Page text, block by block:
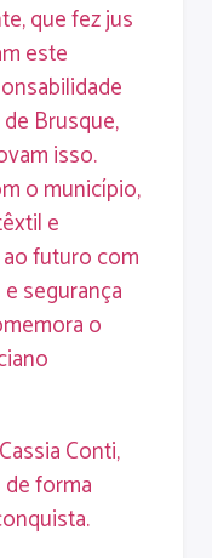
que fez jus
este
Brusque,
isso.
o município,
e
futuro com
segurança
o
Conti,
forma